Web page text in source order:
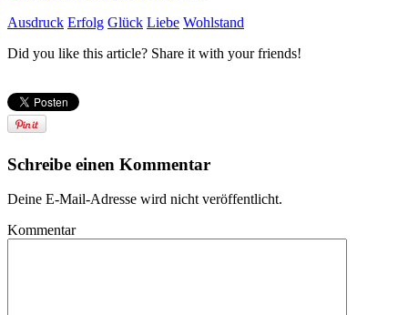
Ausdruck Erfolg Glück Liebe Wohlstand
Did you like this article? Share it with your friends!
Schreibe einen Kommentar
Deine E-Mail-Adresse wird nicht veröffentlicht.
Kommentar